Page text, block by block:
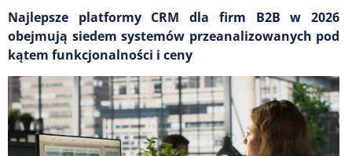
Najlepsze platformy CRM dla firm B2B w 2026
obejmują siedem systemów przeanalizowanych pod
kątem funkcjonalności i ceny